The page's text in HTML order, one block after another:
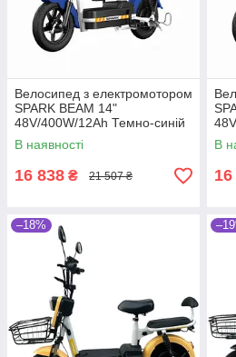
Велосипед з електромотором
SPARK BEAM 14"
48V/400W/12Ah Темно-синій
В наявності
16 838 ₴ 21 507 ₴
В
–18%